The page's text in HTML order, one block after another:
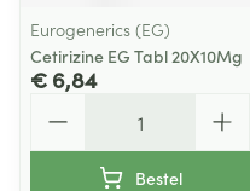
Eurogenerics (EG)
Cetirizine EG Tabl 20X10Mg
€ 6,84
Bestel